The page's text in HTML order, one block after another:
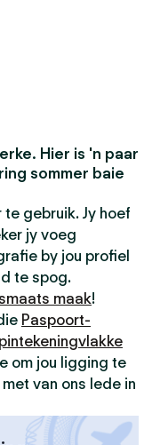
Hier is 'n paar
sommer baie
gebruik. Jy hoef
jy voeg
by jou profiel
te spog.
maak!
Paspoort-
om jou ligging te
van ons lede in